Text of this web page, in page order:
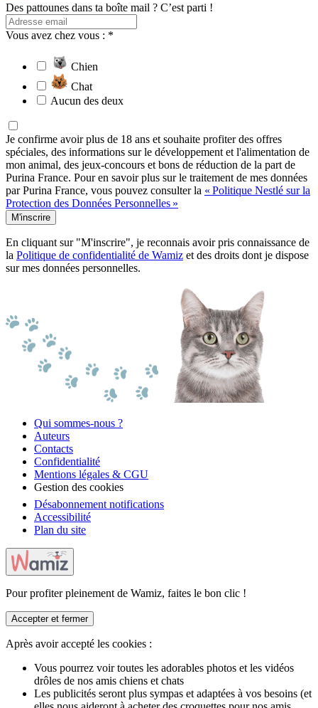
Des pattounes dans ta boîte mail ? C’est parti !
Vous avez chez vous : *
Chien
Chat
Aucun des deux
Je confirme avoir plus de 18 ans et souhaite profiter des offres
spéciales, des informations sur le développement et l'alimentation de
mon animal, des jeux-concours et bons de réduction de la part de
Purina France. Pour en savoir plus sur le traitement de mes données
par Purina France, vous pouvez consulter la « Politique Nestlé sur la
Protection des Données Personnelles »
M'inscrire
En cliquant sur "M'inscrire", je reconnais avoir pris connaissance de
la Politique de confidentialité de Wamiz et des droits dont je dispose
sur mes données personnelles.
Qui sommes-nous ?
Auteurs
Contacts
Confidentialité
Mentions légales & CGU
Gestion des cookies
Désabonnement notifications
Accessibilité
Plan du site
Pour profiter pleinement de Wamiz, faites le bon clic !
Accepter et fermer
Après avoir accepté les cookies :
Vous pourrez voir toutes les adorables photos et les vidéos
drôles de nos amis chiens et chats
Les publicités seront plus sympas et adaptées à vos besoins (et